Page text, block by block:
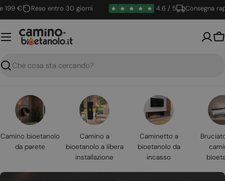
Vai
al
contenuto
€ Reso entro 30 giorni 4.6 / 5 Consegna rapida
Ricerca
Camino bioetanolo
da parete
Camino a
bioetanolo a libera
installazione
Caminetto a
bioetanolo da
incasso